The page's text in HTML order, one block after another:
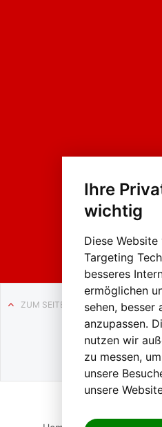
Ihre
wichtig
Diese
Targeting
besseres
ermöglichen
sehen, besser
anzupassen.
nutzen wir
zu messen,
unsere
unsere
ZUM SEITENANFANG